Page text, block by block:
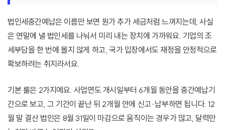
법인세중간예납은 이름만 보면 뭔가 추가 세금처럼 느껴지는데, 사실
은 연말에 낼 법인세를 나눠서 미리 내는 장치에 가까워요. 기업의 조
세부담을 한 번에 몰지 않게 하고, 국가 입장에서도 재정을 안정적으로
확보하려는 취지라서요.
기본 룰은 2가지예요. 사업연도 개시일부터 6개월 동안을 중간예납기
간으로 보고, 그 기간이 끝난 뒤 2개월 안에 신고·납부하면 됩니다. 12
월 말 결산 법인은 8월 31일이 마감으로 움직이는 경우가 많고, 달력만